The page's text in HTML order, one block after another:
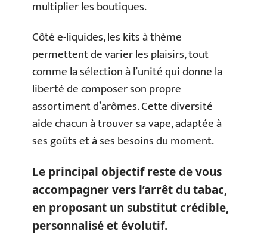
multiplier les boutiques.
Côté e-liquides, les kits à thème
permettent de varier les plaisirs, tout
comme la sélection à l’unité qui donne la
liberté de composer son propre
assortiment d’arômes. Cette diversité
aide chacun à trouver sa vape, adaptée à
ses goûts et à ses besoins du moment.
Le principal objectif reste de vous
accompagner vers l’arrêt du tabac,
en proposant un substitut crédible,
personnalisé et évolutif.